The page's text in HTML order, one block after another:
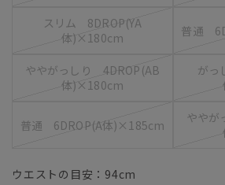
スリム 8DROP(YA
体)×180cm
普通
ややがっしり 4DROP(AB
体)×180cm
がっ
普通 6DROP(A体)×185cm
やや
ウエストの目安： 94cm